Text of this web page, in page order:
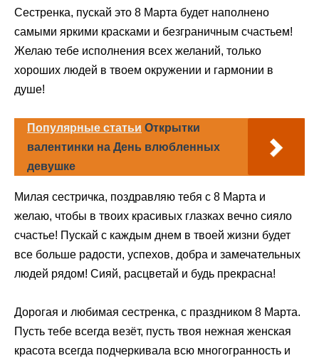
Сестренка, пускай это 8 Марта будет наполнено
самыми яркими красками и безграничным счастьем!
Желаю тебе исполнения всех желаний, только
хороших людей в твоем окружении и гармонии в
душе!
Популярные статьи Открытки
валентинки на День влюбленных
девушке
Милая сестричка, поздравляю тебя с 8 Марта и
желаю, чтобы в твоих красивых глазках вечно сияло
счастье! Пускай с каждым днем в твоей жизни будет
все больше радости, успехов, добра и замечательных
людей рядом! Сияй, расцветай и будь прекрасна!
Дорогая и любимая сестренка, с праздником 8 Марта.
Пусть тебе всегда везёт, пусть твоя нежная женская
красота всегда подчеркивала всю многогранность и